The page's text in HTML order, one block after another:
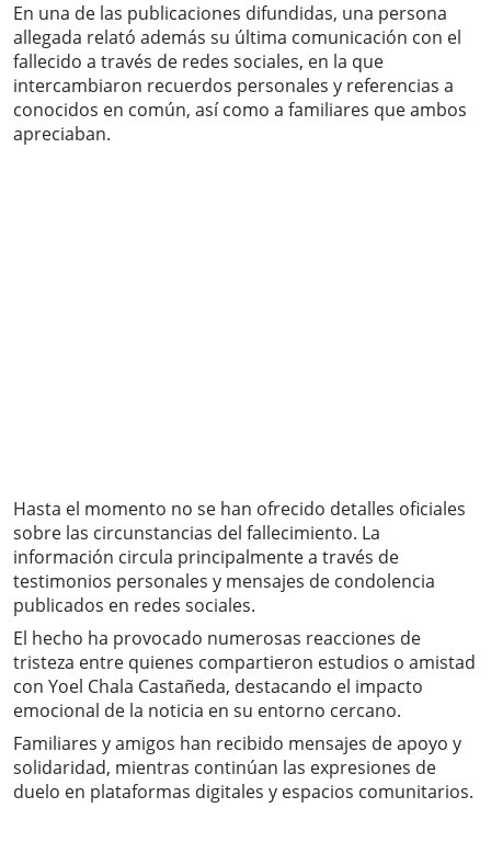
En una de las publicaciones difundidas, una persona
allegada relató además su última comunicación con el
fallecido a través de redes sociales, en la que
intercambiaron recuerdos personales y referencias a
conocidos en común, así como a familiares que ambos
apreciaban.
Hasta el momento no se han ofrecido detalles oficiales
sobre las circunstancias del fallecimiento. La
información circula principalmente a través de
testimonios personales y mensajes de condolencia
publicados en redes sociales.
El hecho ha provocado numerosas reacciones de
tristeza entre quienes compartieron estudios o amistad
con Yoel Chala Castañeda, destacando el impacto
emocional de la noticia en su entorno cercano.
Familiares y amigos han recibido mensajes de apoyo y
solidaridad, mientras continúan las expresiones de
duelo en plataformas digitales y espacios comunitarios.